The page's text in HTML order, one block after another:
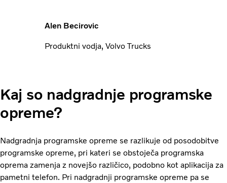
Alen Becirovic
Produktni vodja, Volvo Trucks
Kaj so nadgradnje programske
opreme?
Nadgradnja programske opreme se razlikuje od posodobitve
programske opreme, pri kateri se obstoječa programska
oprema zamenja z novejšo različico, podobno kot aplikacija za
pametni telefon. Pri nadgradnji programske opreme pa se